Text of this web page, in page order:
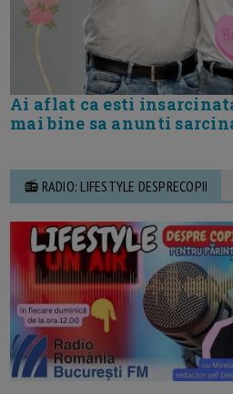
Ai aflat ca esti
mai bine sa anunti
📻 RADIO: LIFESTYLE DESPRECOPII